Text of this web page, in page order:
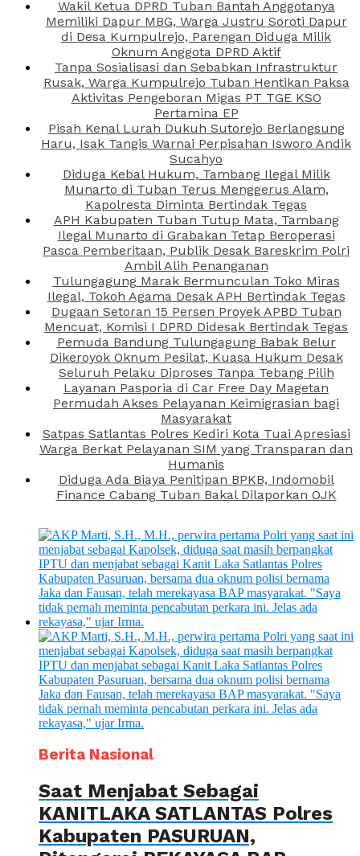
Wakil Ketua DPRD Tuban Bantah Anggotanya
Memiliki Dapur MBG, Warga Justru Soroti Dapur
di Desa Kumpulrejo, Parengan Diduga Milik
Oknum Anggota DPRD Aktif
Tanpa Sosialisasi dan Sebabkan Infrastruktur
Rusak, Warga Kumpulrejo Tuban Hentikan Paksa
Aktivitas Pengeboran Migas PT TGE KSO
Pertamina EP
Pisah Kenal Lurah Dukuh Sutorejo Berlangsung
Haru, Isak Tangis Warnai Perpisahan Isworo Andik
Sucahyo
Diduga Kebal Hukum, Tambang Ilegal Milik
Munarto di Tuban Terus Menggerus Alam,
Kapolresta Diminta Bertindak Tegas
APH Kabupaten Tuban Tutup Mata, Tambang
Ilegal Munarto di Grabakan Tetap Beroperasi
Pasca Pemberitaan, Publik Desak Bareskrim Polri
Ambil Alih Penanganan
Tulungagung Marak Bermunculan Toko Miras
Ilegal, Tokoh Agama Desak APH Bertindak Tegas
Dugaan Setoran 15 Persen Proyek APBD Tuban
Mencuat, Komisi I DPRD Didesak Bertindak Tegas
Pemuda Bandung Tulungagung Babak Belur
Dikeroyok Oknum Pesilat, Kuasa Hukum Desak
Seluruh Pelaku Diproses Tanpa Tebang Pilih
Layanan Pasporia di Car Free Day Magetan
Permudah Akses Pelayanan Keimigrasian bagi
Masyarakat
Satpas Satlantas Polres Kediri Kota Tuai Apresiasi
Warga Berkat Pelayanan SIM yang Transparan dan
Humanis
Diduga Ada Biaya Penitipan BPKB, Indomobil
Finance Cabang Tuban Bakal Dilaporkan OJK
Berita Nasional
Saat Menjabat Sebagai
KANITLAKA SATLANTAS Polres
Kabupaten PASURUAN,